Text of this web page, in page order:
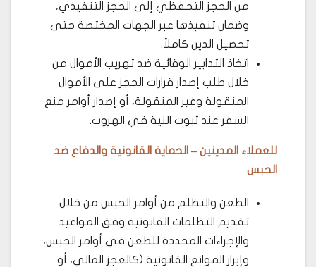
من الحجز التحفظي إلى الحجز التنفيذي،
وضمان تنفيذها عبر الجهات المختصة حتى
تحصيل الدين كاملاً.
اتخاذ التدابير الوقائية ضد تهريب الأموال من
خلال طلب إصدار قرارات الحجز على الأموال
المنقولة وغير المنقولة، أو إصدار أوامر منع
السفر عند ثبوت النية في الهروب.
للعملاء المدينين – الحماية القانونية والدفاع ضد
الحبس
الطعن والتظلم من أوامر الحبس من خلال
تقديم التظلمات القانونية وفق المواعيد
والإجراءات المحددة للطعن في أوامر الحبس،
وإبراز الموانع القانونية (كالعجز المالي، أو